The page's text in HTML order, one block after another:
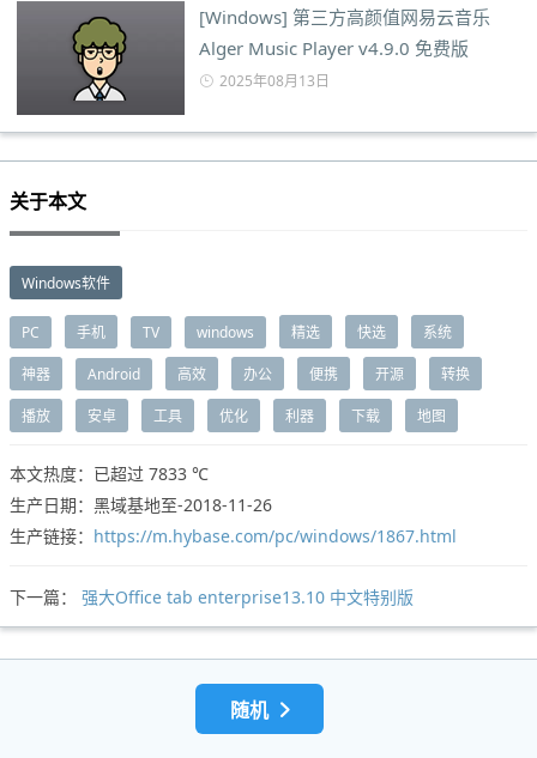
[Windows] 第三方高颜值网易云音乐
Alger Music Player v4.9.0 免费版
2025年08月13日
关于本文
Windows软件
PC 手机 TV windows 精选 快选 系统
神器 Android 高效 办公 便携 开源 转换
播放 安卓 工具 优化 利器 下载 地图
本文热度：已超过 7833 ℃
生产日期：黑域基地至-2018-11-26
生产链接： https://m.hybase.com/pc/windows/1867.html
下一篇： 强大Office tab enterprise13.10 中文特别版
随机